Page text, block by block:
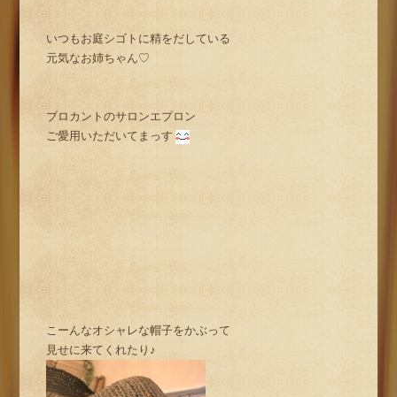
いつもお庭シゴトに精をだしている
元気なお姉ちゃん♡
ブロカントのサロンエプロン
ご愛用いただいてまっす
こーんなオシャレな帽子をかぶって
見せに来てくれたり♪